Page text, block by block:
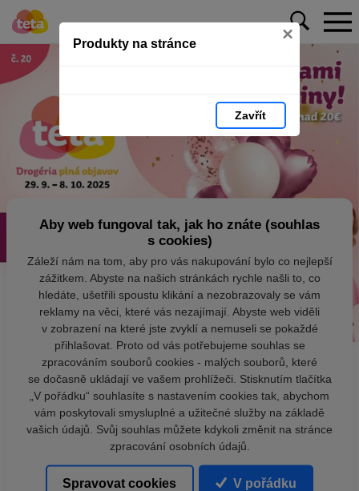
Produkty na stránce ×
Zavřít
Aby web fungoval tak, jak ho znáte (souhlas
s cookies)
Záleží nám na tom, aby pro vás nakupování bylo co nejlepší
zážitkem. Abyste na našich stránkách rychle našli to, co
hledáte, ušetřili spoustu klikání a nezobrazovaly se vám
reklamy na věci, které vás nezajímají. Abyste web viděli
v zobrazení na které jste zvyklí a nemuseli se pokaždé
přihlašovat. Proto od vás potřebujeme souhlas se
zpracováním souborů cookies - malých souborů, které
se dočasně ukládají ve vašem prohlížeči. Stisknutím tlačítka
„V pořádku“ souhlasíte s nastavením cookies tak, abychom
vám poskytovali smysluplné a užitečné služby na základě
vašich údajů. Svůj souhlas můžete kdykoli změnit na stránce
zpracování osobních údajů.
Spravovat cookies V pořádku